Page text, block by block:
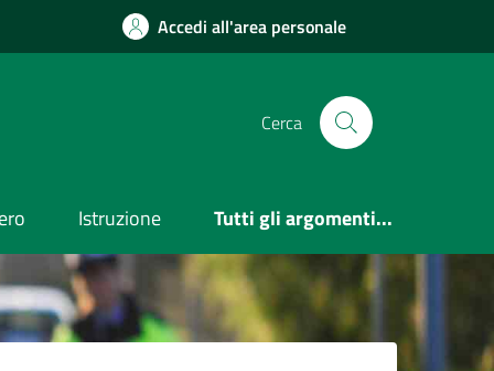
Accedi all'area personale
Cerca
Istruzione Tutti gli argomenti...